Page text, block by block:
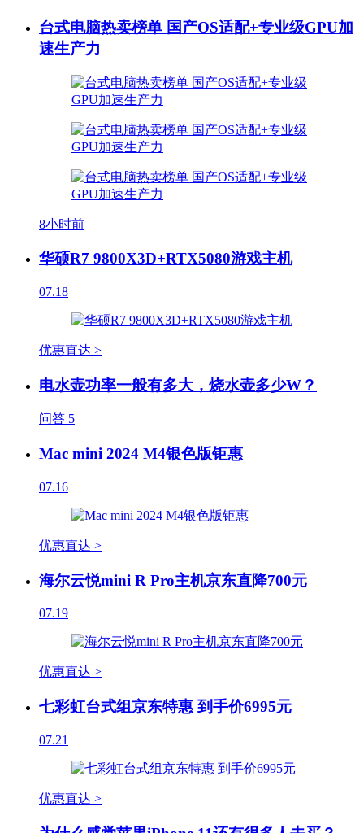
台式电脑热卖榜单 国产OS适配+专业级GPU加
速生产力
8小时前
华硕R7 9800X3D+RTX5080游戏主机
07.18
优惠直达 >
电水壶功率一般有多大，烧水壶多少W？
问答 5
Mac mini 2024 M4银色版钜惠
07.16
优惠直达 >
海尔云悦mini R Pro主机京东直降700元
07.19
优惠直达 >
七彩虹台式组京东特惠 到手价6995元
07.21
优惠直达 >